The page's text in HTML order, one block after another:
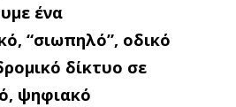
ένα
“σιωπηλό”, οδικό
δίκτυο σε
ψηφιακό